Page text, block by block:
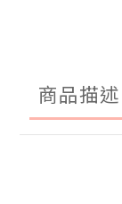
商品描述